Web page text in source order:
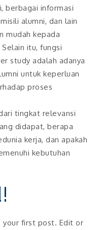
berbagai informasi
alumni, dan lain
mudah kepada
itu, fungsi
study adalah adanya
untuk keperluan
proses
tingkat relevansi
didapat, berapa
kerja, dan apakah
kebutuhan
your first post. Edit or